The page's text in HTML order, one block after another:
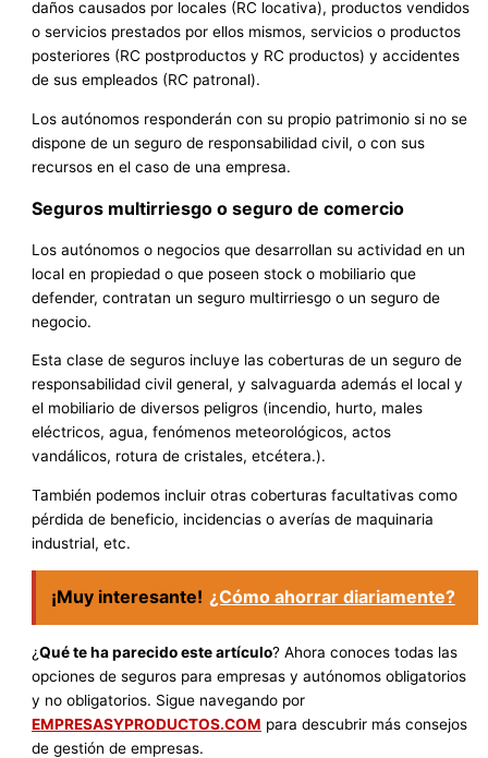
daños causados ​​por locales (RC locativa), productos vendidos
o servicios prestados por ellos mismos, servicios o productos
posteriores (RC postproductos y RC productos) y accidentes
de sus empleados (RC patronal).
Los autónomos responderán con su propio patrimonio si no se
dispone de un seguro de responsabilidad civil, o con sus
recursos en el caso de una empresa.
Seguros multirriesgo o seguro de comercio
Los autónomos o negocios que desarrollan su actividad en un
local en propiedad o que poseen stock o mobiliario que
defender, contratan un seguro multirriesgo o un seguro de
negocio.
Esta clase de seguros incluye las coberturas de un seguro de
responsabilidad civil general, y salvaguarda además el local y
el mobiliario de diversos peligros (incendio, hurto, males
eléctricos, agua, fenómenos meteorológicos, actos
vandálicos, rotura de cristales, etcétera.).
También podemos incluir otras coberturas facultativas como
pérdida de beneficio, incidencias o averías de maquinaria
industrial, etc.
¡Muy interesante! ¿Cómo ahorrar diariamente?
¿Qué te ha parecido este artículo? Ahora conoces todas las
opciones de seguros para empresas y autónomos obligatorios
y no obligatorios. Sigue navegando por
EMPRESASYPRODUCTOS.COM para descubrir más consejos
de gestión de empresas.